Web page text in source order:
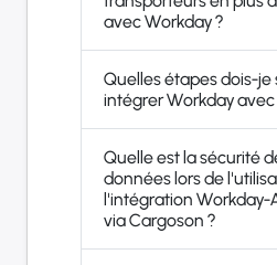
avec Workday ?
Quelles étapes dois-je
intégrer Workday avec
Quelle est la sécurité
données lors de
l'intégration Workday-
via Cargoson ?